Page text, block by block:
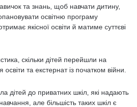
та знань, щоб навчати дитину,
освітню програму
якісної освіти й матиме суттєві
скільки дітей перейшли на
та екстернат із початком війни.
дітей до приватних шкіл, які надають
але більшість таких шкіл є